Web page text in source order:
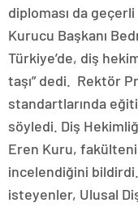
diploması da
Kurucu Başkanı
Türkiye’de, diş
taşı” dedi. Rektör
standartlarında
söyledi. Diş
Eren Kuru,
incelendiğini
isteyenler, Ulusal